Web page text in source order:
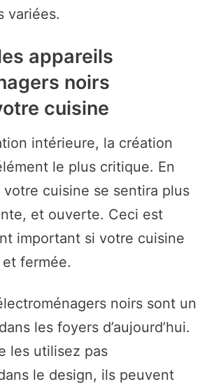
variées.
appareils
noirs
cuisine
intérieure, la création
le plus critique. En
cuisine se sentira plus
et ouverte. Ceci est
important si votre cuisine
fermée.
noirs sont un
les foyers d’aujourd’hui.
les utilisez pas
le design, ils peuvent